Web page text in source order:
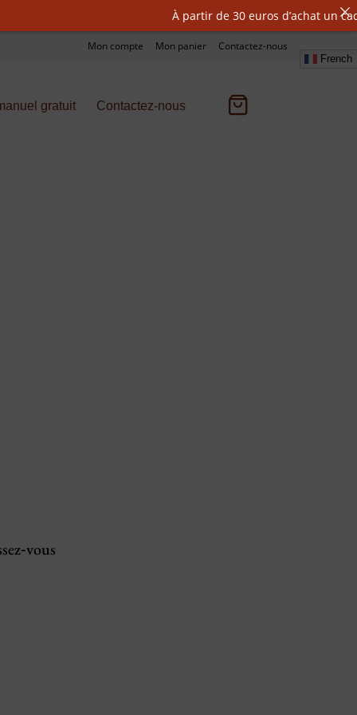
Mon compte Mon panier Contactez-nous
French
gratuit Contactez-nous
À partir de 30 euros d’achat un cadeau